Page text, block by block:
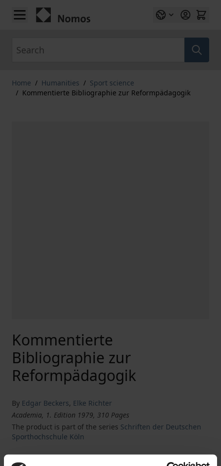
Skip to Content
Home / Humanities / Sport science
/ Kommentierte Bibliographie zur Reformpädagogik
Kommentierte
Bibliographie zur
Reformpädagogik
By Edgar Beckers, Elke Richter
Academia, 1. Edition 1979, 310 Pages
The product is part of the series Schriften der Deutschen
Sporthochschule Köln